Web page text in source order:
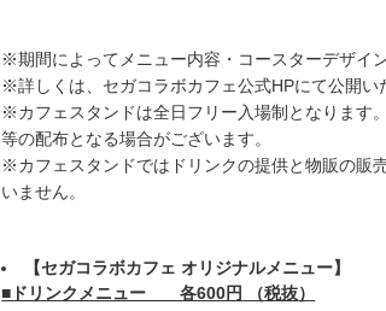
※期間によってメニュー内容・コースターデザイ
※詳しくは、セガコラボカフェ公式HPにて公開い
※カフェスタンドは全日フリー入場制となります
等の配布となる場合がございます。
※カフェスタンドではドリンクの提供と物販の販
いません。
【セガコラボカフェ オリジナルメニュー】
■ドリンクメニュー 各600円
（税抜）